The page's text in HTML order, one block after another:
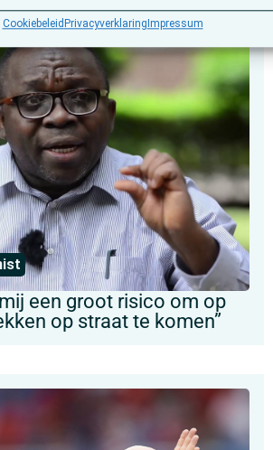
Cookiebeleid Privacyverklaring Impressum
een groot risico om op
op straat te komen”